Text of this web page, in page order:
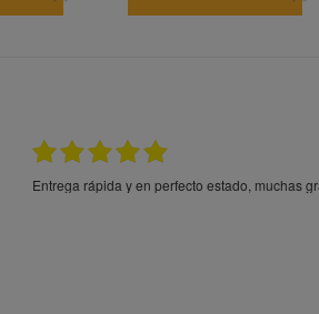
Entrega rápida y en perfecto estado, muchas